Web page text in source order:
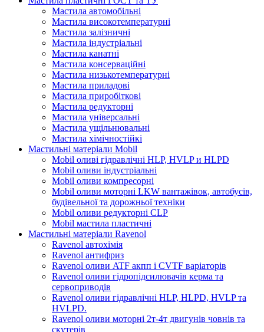
Мастила автомобільні
Мастила високотемпературні
Мастила залізничні
Мастила індустріальні
Мастила канатні
Мастила консерваційні
Мастила низькотемпературні
Мастила приладові
Мастила приробіткові
Мастила редукторні
Мастила універсальні
Мастила ущільнювальні
Мастила хімічностійкі
Мастильні матеріали Mobil
Mobil оливі гідравлічні HLP, HVLP и HLPD
Mobil оливи індустріальні
Mobil оливи компресорні
Mobil оливи моторні LKW вантажівок, автобусів,
будівельної та дорожньої техніки
Mobil оливи редукторні CLP
Mobil мастила пластичні
Мастильні матеріали Ravenol
Ravenol автохімія
Ravenol антифриз
Ravenol оливи ATF акпп і CVTF варіаторів
Ravenol оливи гідропідсилювачів керма та
сервоприводів
Ravenol оливи гідравлічні HLP, HLPD, HVLP та
HVLPD.
Ravenol оливи моторні 2т-4т двигунів човнів та
скутерів